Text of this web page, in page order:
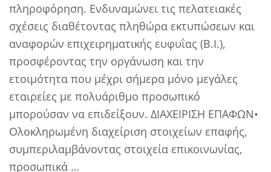
πληροφόρηση. Ενδυναμώνει τις πελατειακές
σχέσεις διαθέτοντας πληθώρα εκτυπώσεων και
αναφορών επιχειρηματικής ευφυΐας (Β.Ι.),
προσφέροντας την οργάνωση και την
ετοιμότητα που μέχρι σήμερα μόνο μεγάλες
εταιρείες με πολυάριθμο προσωπικό
μπορούσαν να επιδείξουν. ΔΙΑΧΕΙΡΙΣΗ ΕΠΑΦΩΝ•
Ολοκληρωμένη διαχείριση στοιχείων επαφής,
συμπεριλαμβάνοντας στοιχεία επικοινωνίας,
προσωπικά …